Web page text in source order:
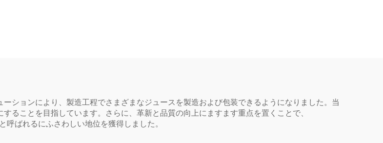
ションにより、製造工程でさまざまなジュースを製造および包装できるようになりました。当
ることを目指しています。さらに、革新と品質の向上にますます重点を置くことで、
ばれるにふさわしい地位を獲得しました。